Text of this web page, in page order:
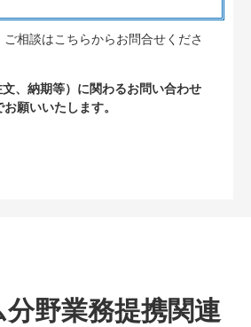
相談はこちらからお問合せくださ
、納期等）に関わるお問い合わせ
お願いいたします。
分野業務提携関連